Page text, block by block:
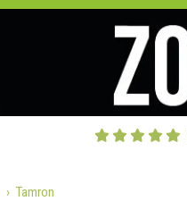
Tamron